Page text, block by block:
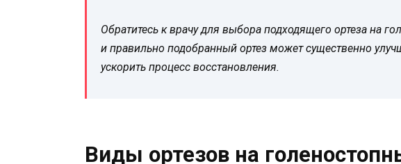
Обратитесь к врачу для выбора подходящего ортеза на
и правильно подобранный ортез может существенно
ускорить процесс восстановления.
Виды ортезов на